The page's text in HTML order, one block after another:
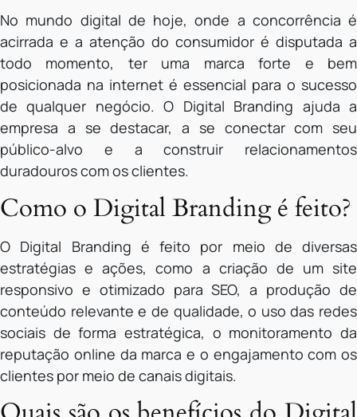
No mundo digital de hoje, onde a concorrência é
acirrada e a atenção do consumidor é disputada a
todo momento, ter uma marca forte e bem
posicionada na internet é essencial para o sucesso
de qualquer negócio. O Digital Branding ajuda a
empresa a se destacar, a se conectar com seu
público-alvo e a construir relacionamentos
duradouros com os clientes.
Como o Digital Branding é feito?
O Digital Branding é feito por meio de diversas
estratégias e ações, como a criação de um site
responsivo e otimizado para SEO, a produção de
conteúdo relevante e de qualidade, o uso das redes
sociais de forma estratégica, o monitoramento da
reputação online da marca e o engajamento com os
clientes por meio de canais digitais.